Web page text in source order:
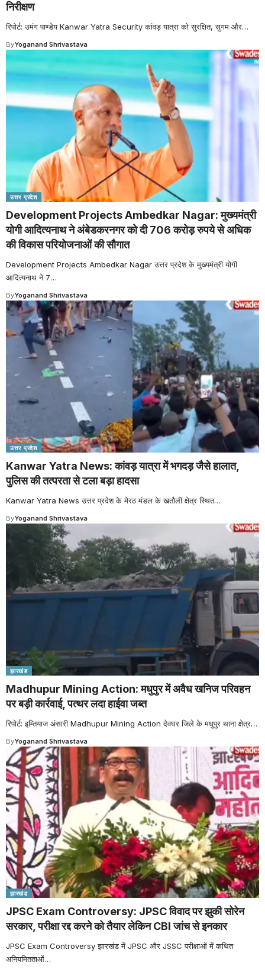
निरीक्षण
रिपोर्ट: उमंग पाण्डेय Kanwar Yatra Security कांवड़ यात्रा को सुरक्षित, सुगम और…
ByYoganand Shrivastava
उत्तर प्रदेश
Development Projects Ambedkar Nagar: मुख्यमंत्री
योगी आदित्यनाथ ने अंबेडकरनगर को दी 706 करोड़ रुपये से अधिक
की विकास परियोजनाओं की सौगात
Development Projects Ambedkar Nagar उत्तर प्रदेश के मुख्यमंत्री योगी
आदित्यनाथ ने 7…
ByYoganand Shrivastava
उत्तर प्रदेश
Kanwar Yatra News: कांवड़ यात्रा में भगदड़ जैसे हालात,
पुलिस की तत्परता से टला बड़ा हादसा
Kanwar Yatra News उत्तर प्रदेश के मेरठ मंडल के खतौली क्षेत्र स्थित…
ByYoganand Shrivastava
झारखंड
Madhupur Mining Action: मधुपुर में अवैध खनिज परिवहन
पर बड़ी कार्रवाई, पत्थर लदा हाईवा जब्त
रिपोर्ट: इम्तियाज अंसारी Madhupur Mining Action देवघर जिले के मधुपुर थाना क्षेत्र…
ByYoganand Shrivastava
झारखंड
JPSC Exam Controversy: JPSC विवाद पर झुकी सोरेन
सरकार, परीक्षा रद्द करने को तैयार लेकिन CBI जांच से इनकार
JPSC Exam Controversy झारखंड में JPSC और JSSC परीक्षाओं में कथित
अनियमितताओं…